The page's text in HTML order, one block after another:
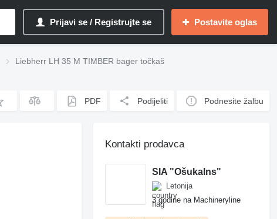
Prijavi se / Registrujte se Postavite oglas
Liebherr LH 35 M TIMBER bager točkaš
PDF Podijeliti Podnesite žalbu
Kontakti prodavca
SIA "Ošukalns"
Letonija
3 godine na Machineryline